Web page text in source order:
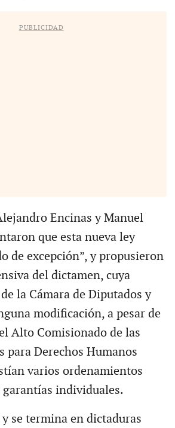
PUBLICIDAD
Encinas y Manuel
que esta nueva ley
de excepción”, y propusieron
del dictamen, cuya
la Cámara de Diputados y
modificación, a pesar de
Alto Comisionado de las
para Derechos Humanos
varios ordenamientos
individuales.
y se termina en dictaduras